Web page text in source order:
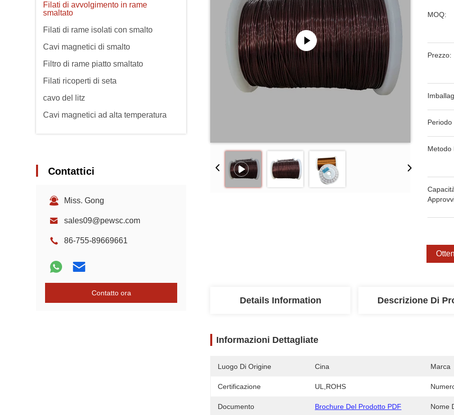
Filati di avvolgimento in rame
smaltato
Filati di rame isolati con smalto
Cavi magnetici di smalto
Filtro di rame piatto smaltato
Filati ricoperti di seta
cavo del litz
Cavi magnetici ad alta temperatura
Contattici
Miss. Gong
sales09@pewsc.com
86-755-89669661
Contatto ora
MOQ:
Prezzo:
Periodo
Metodo
Details Information Descrizione Di
Informazioni Dettagliate
Luogo Di Origine Cina Marca
Certificazione UL,ROHS
Documento Brochure Del Prodotto PDF Nome